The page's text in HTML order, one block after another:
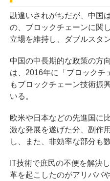
勘違いされがちだが、中国
の、ブロックチェーンに関
立場を維持し、ダブルスタ
中国の中長期的な政策の方
は、2016年に「ブロックチ
もブロックチェーン技術振
いる。
欧米や日本などの先進国に
激な発展を遂げた分、副作
し、また、非効率な部分も
IT技術で庶民の不便を解決
革を起こしたのがアリババ